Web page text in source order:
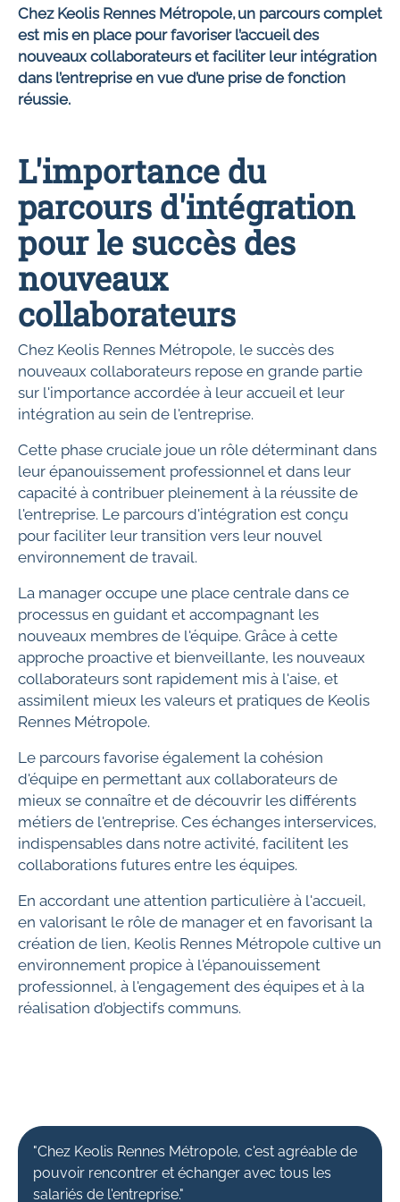
Chez Keolis Rennes Métropole, un parcours complet
est mis en place pour favoriser l’accueil des
nouveaux collaborateurs et faciliter leur intégration
dans l’entreprise en vue d’une prise de fonction
réussie.
L'importance du
parcours d'intégration
pour le succès des
nouveaux
collaborateurs
Chez Keolis Rennes Métropole, le succès des
nouveaux collaborateurs repose en grande partie
sur l'importance accordée à leur accueil et leur
intégration au sein de l'entreprise.
Cette phase cruciale joue un rôle déterminant dans
leur épanouissement professionnel et dans leur
capacité à contribuer pleinement à la réussite de
l'entreprise. Le parcours d'intégration est conçu
pour faciliter leur transition vers leur nouvel
environnement de travail.
La manager occupe une place centrale dans ce
processus en guidant et accompagnant les
nouveaux membres de l'équipe. Grâce à cette
approche proactive et bienveillante, les nouveaux
collaborateurs sont rapidement mis à l'aise, et
assimilent mieux les valeurs et pratiques de Keolis
Rennes Métropole.
Le parcours favorise également la cohésion
d'équipe en permettant aux collaborateurs de
mieux se connaître et de découvrir les différents
métiers de l'entreprise. Ces échanges interservices,
indispensables dans notre activité, facilitent les
collaborations futures entre les équipes.
En accordant une attention particulière à l'accueil,
en valorisant le rôle de manager et en favorisant la
création de lien, Keolis Rennes Métropole cultive un
environnement propice à l'épanouissement
professionnel, à l'engagement des équipes et à la
réalisation d’objectifs communs.
"Chez Keolis Rennes Métropole, c'est agréable de
pouvoir rencontrer et échanger avec tous les
salariés de l'entreprise."